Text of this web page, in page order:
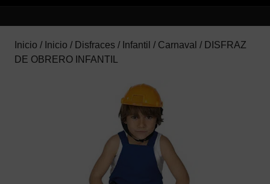
Inicio / Inicio / Disfraces / Infantil / Carnaval / DISFRAZ
DE OBRERO INFANTIL